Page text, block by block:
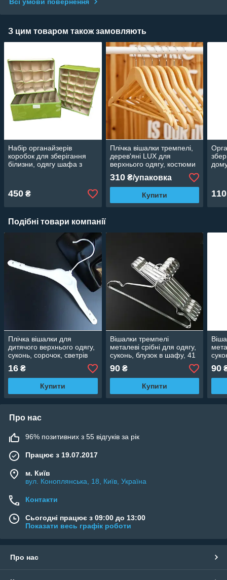
З цим товаром також замовляють
Набір органайзерів
коробок для зберігання
білизни, одягу шафа з
450 ₴
Плічка вішалки тремпелі,
дерев'яні LUX для
верхнього одягу, костюми
лаковані 5 шт., 44 см
310₴/упаковка
Купити 110
Подібні товари компанії
Плічка вішалки для
дитячого верхнього одягу,
суконь, сорочок, светрів
гардероб, 30 см
16 ₴
Купити
Вішалки тремпелі
металеві срібні для одягу,
суконь, блузок в шафу, 41
90₴
Купити
90
Про нас
96% позитивних з 55 відгуків за рік
Працює з 19.07.2017
м. Київ
вул. Коноплянська, 18, Київ, Україна
Контакти
Сьогодні працює з 09:00 до 13:00
Показати весь графік роботи
Про нас